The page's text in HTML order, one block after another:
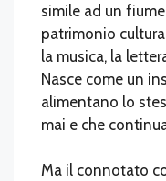
simile ad un
patrimonio
la musica, la
Nasce come un
alimentano lo
mai e che
Ma il connotato